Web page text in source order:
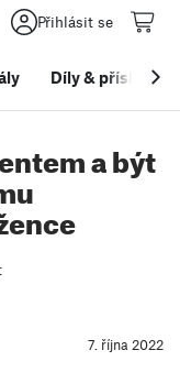
Přihlásit se
Díly&
a být
7. října 2022